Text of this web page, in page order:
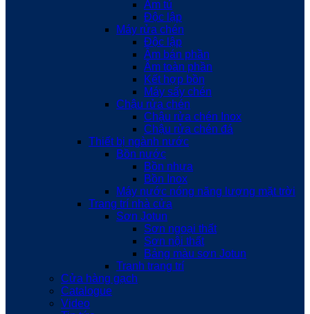
Âm tủ
Độc lập
Máy rửa chén
Độc lập
Âm bán phần
Âm toàn phần
Kết hợp bồn
Máy sấy chén
Chậu rửa chén
Chậu rửa chén Inox
Chậu rửa chén đá
Thiết bị ngành nước
Bồn nước
Bồn nhựa
Bồn Inox
Máy nước nóng năng lượng mặt trời
Trang trí nhà cửa
Sơn Jotun
Sơn ngoại thất
Sơn nội thất
Bảng màu sơn Jotun
Tranh trang trí
Cửa hàng gạch
Catalogue
Video